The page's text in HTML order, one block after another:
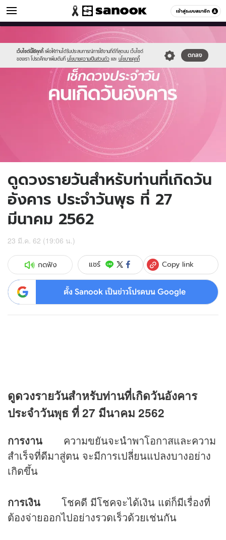
เข้าสู่ระบบสมาชิก
ดูดวง หมวดอื่นๆ
เว็บไซต์นี้ใช้คุกกี้ เพื่อให้ท่านได้รับประสบการณ์การใช้งานที่ดีที่สุดบน เว็บไซต์
ของเรา โปรดศึกษาเพิ่มเติมที่ นโยบายความเป็นส่วนตัว และ นโยบายคุกกี้
ตกลง
//s.isanook.com/sr/0/images/logo-
new-
sanook.png
//s.isanook.com/ho/0/ud/fxd/day/tuesday.jpg
ดูดวงรายวันสำหรับท่านที่เกิดวัน
อังคาร ประจำวันพุธ ที่ 27
มีนาคม 2562
23 มี.ค. 62 (19:06 น.)
กดฟัง แชร์ Copy link
ตั้ง Sanook เป็นข่าวโปรดบน Google
ดูดวงรายวันสำหรับท่านที่เกิดวันอังคาร
ประจำวันพุธ ที่ 27 มีนาคม 2562
การงาน ความขยันจะนำพาโอกาสและความ
สำเร็จที่ดีมาสู่ตน จะมีการเปลี่ยนแปลงบางอย่าง
เกิดขึ้น
การเงิน โชคดี มีโชคจะได้เงิน แต่ก็มีเรื่องที่
ต้องจ่ายออกไปอย่างรวดเร็วด้วยเช่นกัน